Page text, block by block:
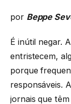
por Beppe
É inútil negar.
entristecem,
porque
responsáveis.
jornais que